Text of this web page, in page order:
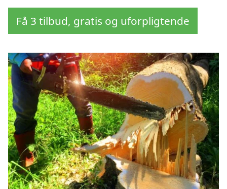
Få 3 tilbud, gratis og uforpligtende